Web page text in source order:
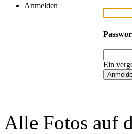
Anmelden
Ein
Alle Fotos auf